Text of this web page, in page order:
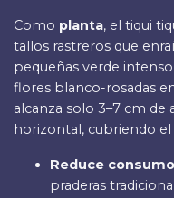
Como planta, el tiqui
tallos rastreros que
pequeñas verde
flores blanco-rosadas
alcanza solo 3–7 cm de
horizontal, cubriendo
Reduce
praderas